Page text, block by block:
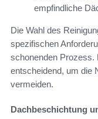
empfindliche
Die Wahl des
spezifischen
schonenden Prozess.
entscheidend, um die
vermeiden.
Dachbeschichtung